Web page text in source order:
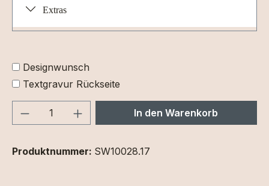
Extras
Designwunsch
Textgravur Rückseite
Produkt Anzahl: Gib denIn den Warenkorb
Produktnummer: SW10028.17